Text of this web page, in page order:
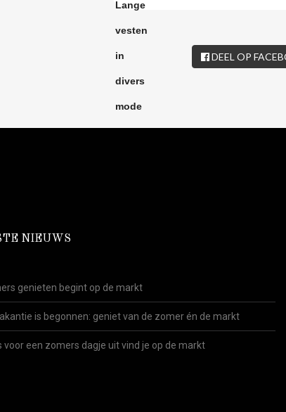
DEEL OP
NIEUWS
genieten begint op de markt
is begonnen: geniet van de zomer én de markt
voor een zomers dagje uit vind je op de markt